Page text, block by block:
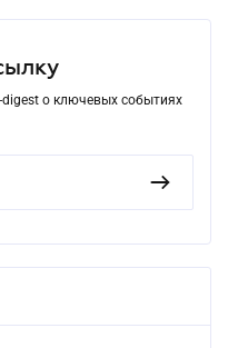
о ключевых событиях